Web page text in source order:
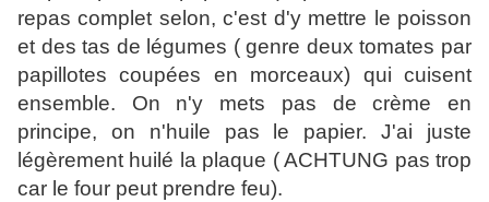
repas complet selon, c'est d'y mettre le poisson
et des tas de légumes ( genre deux tomates par
papillotes coupées en morceaux) qui cuisent
ensemble. On n'y mets pas de crème en
principe, on n'huile pas le papier. J'ai juste
légèrement huilé la plaque ( ACHTUNG pas trop
car le four peut prendre feu).